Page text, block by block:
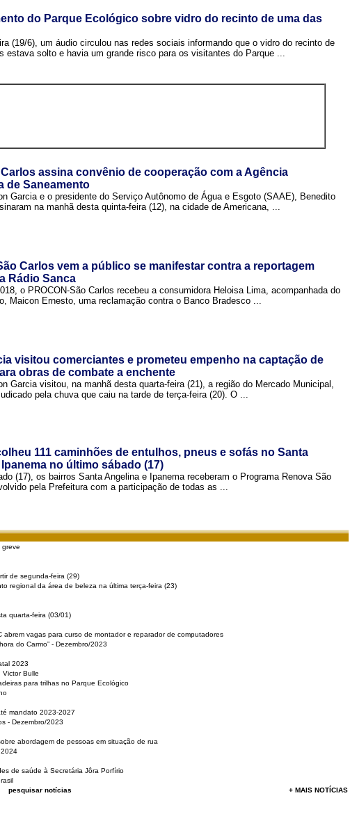
do Parque Ecológico sobre vidro do recinto de uma das
(19/6), um áudio circulou nas redes sociais informando que o vidro do recinto de
estava solto e havia um grande risco para os visitantes do Parque ...
assina convênio de cooperação com a Agência
de Saneamento
Garcia e o presidente do Serviço Autônomo de Água e Esgoto (SAAE), Benedito
na manhã desta quinta-feira (12), na cidade de Americana, ...
Carlos vem a público se manifestar contra a reportagem
Rádio Sanca
o PROCON-São Carlos recebeu a consumidora Heloisa Lima, acompanhada do
Maicon Ernesto, uma reclamação contra o Banco Bradesco ...
visitou comerciantes e prometeu empenho na captação de
obras de combate a enchente
Garcia visitou, na manhã desta quarta-feira (21), a região do Mercado Municipal,
pela chuva que caiu na tarde de terça-feira (20). O ...
111 caminhões de entulhos, pneus e sofás no Santa
no último sábado (17)
(17), os bairros Santa Angelina e Ipanema receberam o Programa Renova São
pela Prefeitura com a participação de todas as ...
greve
de segunda-feira (29)
regional da área de beleza na última terça-feira (23)
quarta-feira (03/01)
vagas para curso de montador e reparador de computadores
do Carmo” - Dezembro/2023
2023
Victor Bulle
para trilhas no Parque Ecológico
mandato 2023-2027
- Dezembro/2023
abordagem de pessoas em situação de rua
de saúde à Secretária Jôra Porfírio
pesquisar notícias
+ MAIS NOTÍCIAS